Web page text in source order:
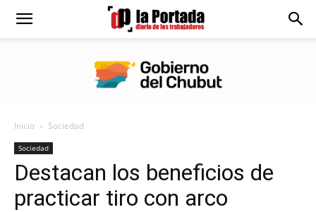
Diario
Portada
Inicio Sociedad
Sociedad
Destacan los beneficios de
practicar tiro con arco